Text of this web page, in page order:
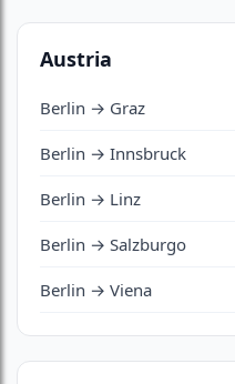
Austria
Berlin → Graz
Berlin → Innsbruck
Berlin → Linz
Berlin → Salzburgo
Berlin → Viena